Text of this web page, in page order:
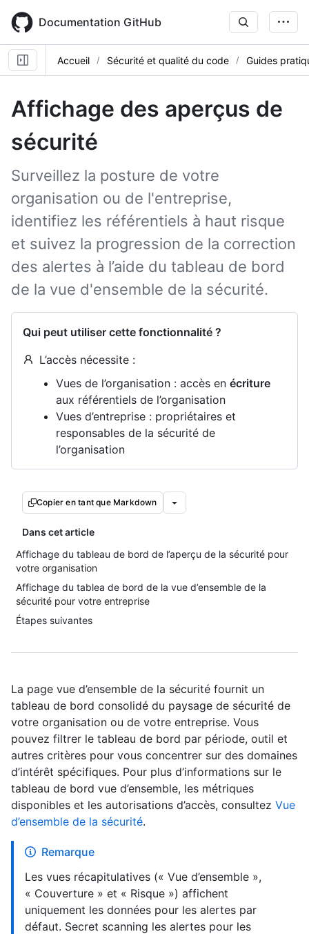
main
content
Documentation GitHub
Accueil Sécurité et qualité du code Guides
Affichage des aperçus de
sécurité
Surveillez la posture de votre
organisation ou de l'entreprise,
identifiez les référentiels à haut risque
et suivez la progression de la correction
des alertes à l’aide du tableau de bord
de la vue d'ensemble de la sécurité.
Qui peut utiliser cette fonctionnalité ?
L’accès nécessite :
Vues de l’organisation : accès en écriture
aux référentiels de l’organisation
Vues d’entreprise : propriétaires et
responsables de la sécurité de
l’organisation
Copier en tant que Markdown
Dans cet article
Affichage du tableau de bord de l’aperçu de la sécurité pour
votre organisation
Affichage du tablea de bord de la vue d’ensemble de la
sécurité pour votre entreprise
Étapes suivantes
La page vue d’ensemble de la sécurité fournit un
tableau de bord consolidé du paysage de sécurité de
votre organisation ou de votre entreprise. Vous
pouvez filtrer le tableau de bord par période, outil et
autres critères pour vous concentrer sur des domaines
d’intérêt spécifiques. Pour plus d’informations sur le
tableau de bord vue d’ensemble, les métriques
disponibles et les autorisations d’accès, consultez Vue
d’ensemble de la sécurité.
Remarque
Les vues récapitulatives (« Vue d’ensemble »,
« Couverture » et « Risque ») affichent
uniquement les données pour les alertes par
défaut. Secret scanning les alertes pour les